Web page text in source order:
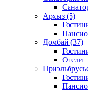
Архыз (5)
Домбай (37)
Отели